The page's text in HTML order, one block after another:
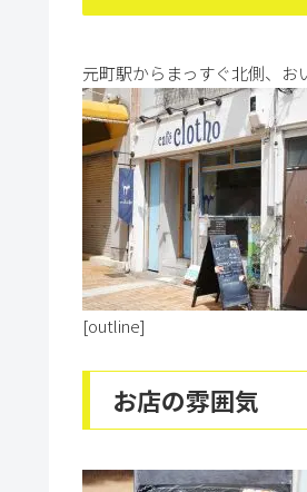
元町駅からまっすぐ北側、お
[outline]
お店の雰囲気